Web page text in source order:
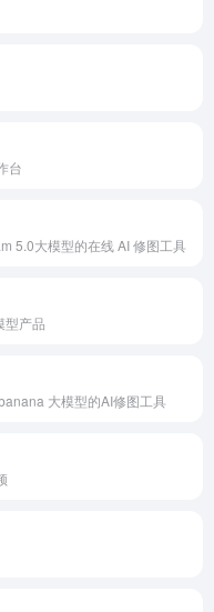
台
5.0大模型的在线 AI 修图工具
型产品
大模型的AI修图工具